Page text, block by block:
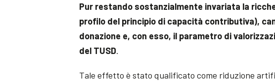
Pur restando sostanzialmente invariata la
profilo del principio di capacità contributiva),
donazione e, con esso, il parametro di
del TUSD.
Tale effetto è stato qualificato come riduzione